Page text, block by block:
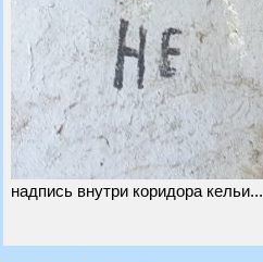
надпись внутри коридора кельи...